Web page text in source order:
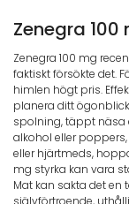
Zenegra
Zenegra 100 mg
faktiskt försökte det.
himlen högt pris.
planera ditt
spolning, täppt näsa
alkohol eller
eller hjärtmeds,
mg styrka kan vara
Mat kan sakta det en